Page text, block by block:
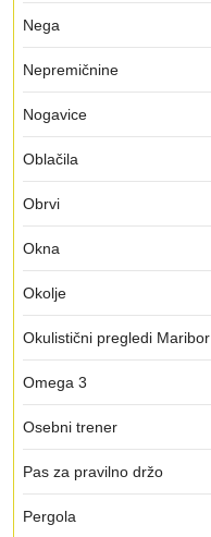
Nega
Nepremičnine
Nogavice
Oblačila
Obrvi
Okna
Okolje
Okulistični pregledi Maribor
Omega 3
Osebni trener
Pas za pravilno držo
Pergola